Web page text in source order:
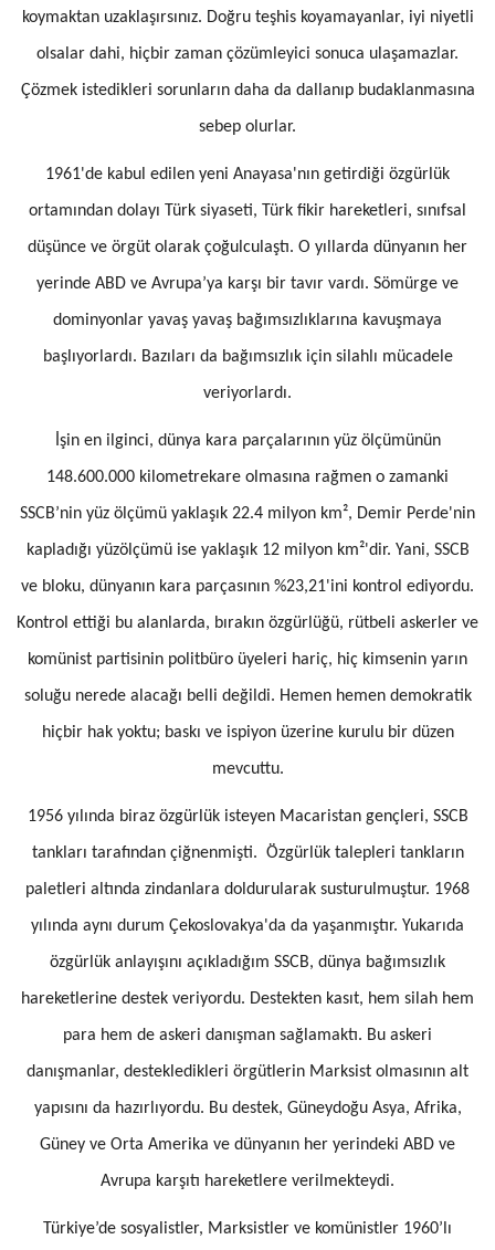
koymaktan uzaklaşırsınız. Doğru teşhis koyamayanlar, iyi niyetli
olsalar dahi, hiçbir zaman çözümleyici sonuca ulaşamazlar.
Çözmek istedikleri sorunların daha da dallanıp budaklanmasına
sebep olurlar.
1961'de kabul edilen yeni Anayasa'nın getirdiği özgürlük
ortamından dolayı Türk siyaseti, Türk fikir hareketleri, sınıfsal
düşünce ve örgüt olarak çoğulculaştı. O yıllarda dünyanın her
yerinde ABD ve Avrupa’ya karşı bir tavır vardı. Sömürge ve
dominyonlar yavaş yavaş bağımsızlıklarına kavuşmaya
başlıyorlardı. Bazıları da bağımsızlık için silahlı mücadele
veriyorlardı.
İşin en ilginci, dünya kara parçalarının yüz ölçümünün
148.600.000 kilometrekare olmasına rağmen o zamanki
SSCB’nin yüz ölçümü yaklaşık 22.4 milyon km², Demir Perde'nin
kapladığı yüzölçümü ise yaklaşık 12 milyon km²'dir. Yani, SSCB
ve bloku, dünyanın kara parçasının %23,21'ini kontrol ediyordu.
Kontrol ettiği bu alanlarda, bırakın özgürlüğü, rütbeli askerler ve
komünist partisinin politbüro üyeleri hariç, hiç kimsenin yarın
soluğu nerede alacağı belli değildi. Hemen hemen demokratik
hiçbir hak yoktu; baskı ve ispiyon üzerine kurulu bir düzen
mevcuttu.
1956 yılında biraz özgürlük isteyen Macaristan gençleri, SSCB
tankları tarafından çiğnenmişti. Özgürlük talepleri tankların
paletleri altında zindanlara doldurularak susturulmuştur. 1968
yılında aynı durum Çekoslovakya'da da yaşanmıştır. Yukarıda
özgürlük anlayışını açıkladığım SSCB, dünya bağımsızlık
hareketlerine destek veriyordu. Destekten kasıt, hem silah hem
para hem de askeri danışman sağlamaktı. Bu askeri
danışmanlar, destekledikleri örgütlerin Marksist olmasının alt
yapısını da hazırlıyordu. Bu destek, Güneydoğu Asya, Afrika,
Güney ve Orta Amerika ve dünyanın her yerindeki ABD ve
Avrupa karşıtı hareketlere verilmekteydi.
Türkiye’de sosyalistler, Marksistler ve komünistler 1960’lı